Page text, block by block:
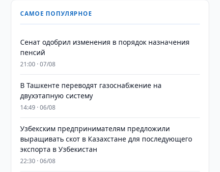
САМОЕ ПОПУЛЯРНОЕ
Сенат одобрил изменения в порядок назначения
пенсий
21:00 · 07/08
В Ташкенте переводят газоснабжение на
двухэтапную систему
14:49 · 06/08
Узбекским предпринимателям предложили
выращивать скот в Казахстане для последующего
экспорта в Узбекистан
22:30 · 06/08